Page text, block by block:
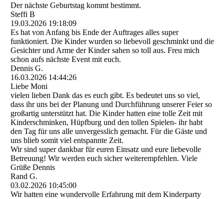
Der nächste Geburtstag kommt bestimmt.
Steffi B
19.03.2026 19:18:09
Es hat von Anfang bis Ende der Auftrages alles super
funktioniert. Die Kinder wurden so liebevoll geschminkt und die
Gesichter und Arme der Kinder sahen so toll aus. Freu mich
schon aufs nächste Event mit euch.
Dennis G.
16.03.2026 14:44:26
Liebe Moni
vielen lieben Dank das es euch gibt. Es bedeutet uns so viel,
dass ihr uns bei der Planung und Durchführung unserer Feier so
großartig unterstützt hat. Die Kinder hatten eine tolle Zeit mit
Kinderschminken, Hüpfburg und den tollen Spielen- ihr habt
den Tag für uns alle unvergesslich gemacht. Für die Gäste und
uns blieb somit viel entspannte Zeit.
Wir sind super dankbar für euren Einsatz und eure liebevolle
Betreuung! Wir werden euch sicher weiterempfehlen. Viele
Grüße Dennis
Rand G.
03.02.2026 10:45:00
Wir hatten eine wundervolle Erfahrung mit dem Kinderparty